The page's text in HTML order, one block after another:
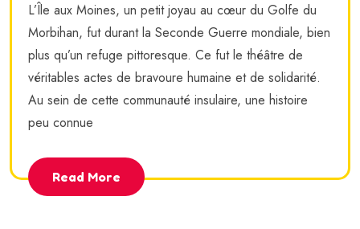
L’Île aux Moines, un petit joyau au cœur du Golfe du
Morbihan, fut durant la Seconde Guerre mondiale, bien
plus qu’un refuge pittoresque. Ce fut le théâtre de
véritables actes de bravoure humaine et de solidarité.
Au sein de cette communauté insulaire, une histoire
peu connue
Read More